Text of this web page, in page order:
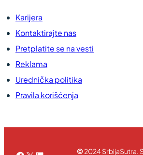
Karijera
Kontaktirajte nas
Pretplatite se na vesti
Reklama
Urednička politika
Pravila korišćenja
©2024 SrbijaSutra.